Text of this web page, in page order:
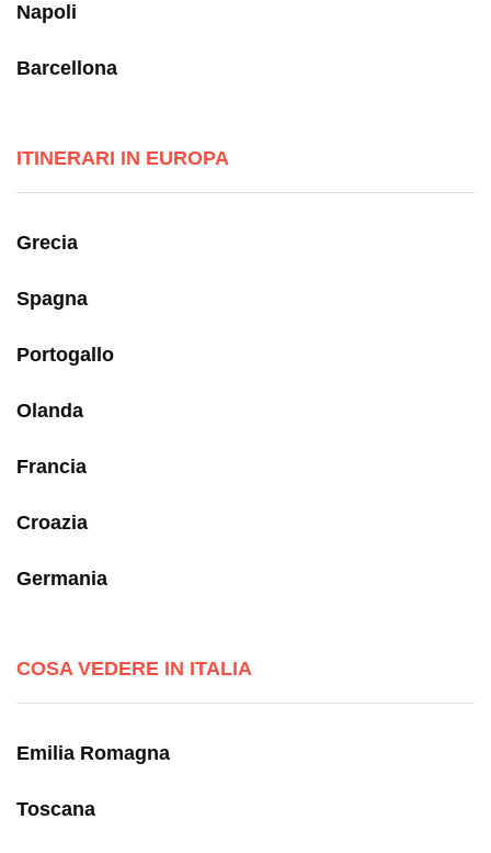
Napoli
Barcellona
ITINERARI IN EUROPA
Grecia
Spagna
Portogallo
Olanda
Francia
Croazia
Germania
COSA VEDERE IN ITALIA
Emilia Romagna
Toscana